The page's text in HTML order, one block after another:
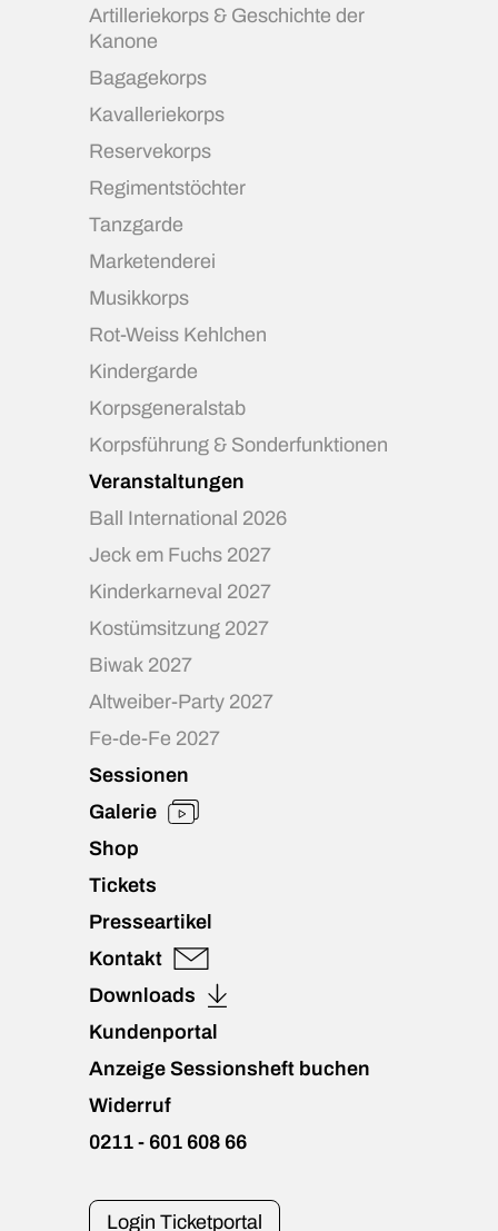
Artilleriekorps & Geschichte der
Kanone
Bagagekorps
Kavalleriekorps
Reservekorps
Regimentstöchter
Tanzgarde
Marketenderei
Musikkorps
Rot-Weiss Kehlchen
Kindergarde
Korpsgeneralstab
Korpsführung & Sonderfunktionen
Veranstaltungen
Ball International 2026
Jeck em Fuchs 2027
Kinderkarneval 2027
Kostümsitzung 2027
Biwak 2027
Altweiber-Party 2027
Fe-de-Fe 2027
Sessionen
Galerie
Shop
Tickets
Presseartikel
Kontakt
Downloads
Kundenportal
Anzeige Sessionsheft buchen
Widerruf
0211 - 601 608 66
Login Ticketportal